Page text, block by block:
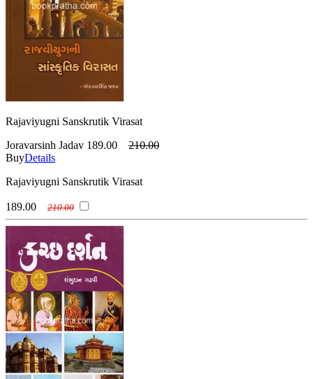
Rajaviyugni Sanskrutik Virasat
Joravarsinh Jadav 189.00
210.00
BuyDetails
Rajaviyugni Sanskrutik Virasat
189.00 210.00